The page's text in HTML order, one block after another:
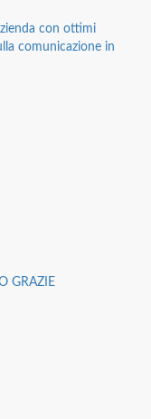
con ottimi
comunicazione in
GRAZIE